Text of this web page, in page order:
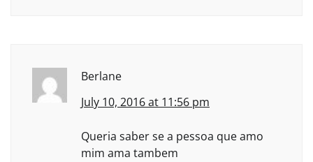
Berlane
July 10, 2016 at 11:56 pm
Queria saber se a pessoa que amo
mim ama tambem